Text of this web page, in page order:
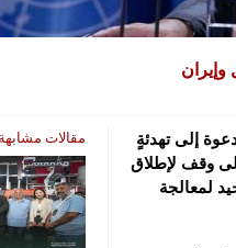
وإيران
مقالات مشابهة
إلى تهدئةٍ
إلى وقف لإطلاق
لمعالجة